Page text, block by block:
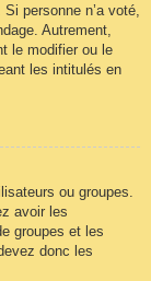
personne n’a voté,
Autrement,
le modifier ou le
les intitulés en
ou groupes.
avoir les
groupes et les
donc les